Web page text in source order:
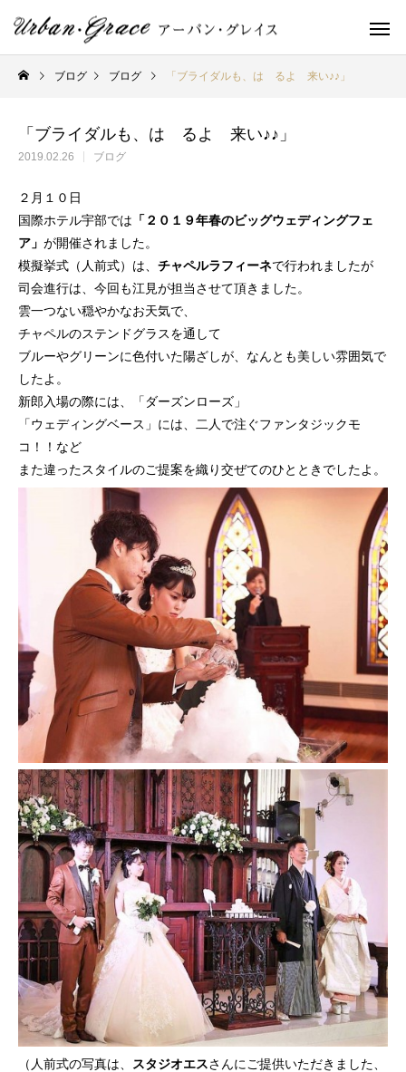
ブログ ブログ 「ブライダルも、は るよ 来い♪♪」
「ブライダルも、は るよ 来い♪♪」
2019.02.26 ブログ
２月１０日
国際ホテル宇部では 「２０１９年春のビッグウェディングフェ
ア」 が開催されました。
模擬挙式（人前式）は、 チャペルラフィーネで行われましたが
司会進行は、今回も江見が担当させて頂きました。
雲一つない穏やかなお天気で、
チャペルのステンドグラスを通して
ブルーやグリーンに色付いた陽ざしが、なんとも美しい雰囲気で
したよ。
新郎入場の際には、「ダーズンローズ」
「ウェディングベース」には、二人で注ぐファンタジックモ
コ！！など
また違ったスタイルのご提案を織り交ぜてのひとときでしたよ。
（人前式の写真は、 スタジオエスさんにご提供いただきました、